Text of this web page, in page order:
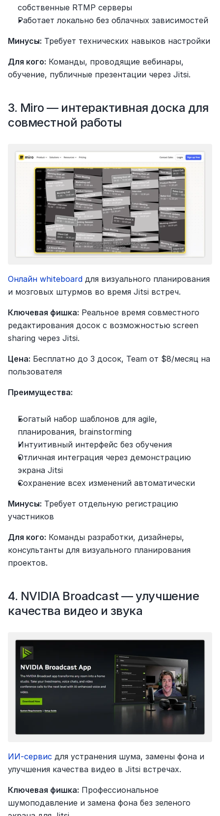
собственные RTMP серверы
Работает локально без облачных зависимостей
Минусы: Требует технических навыков настройки
Для кого: Команды, проводящие вебинары,
обучение, публичные презентации через Jitsi.
3. Miro — интерактивная доска для
совместной работы
Онлайн whiteboard для визуального планирования
и мозговых штурмов во время Jitsi встреч.
Ключевая фишка: Реальное время совместного
редактирования досок с возможностью screen
sharing через Jitsi.
Цена: Бесплатно до 3 досок, Team от $8/месяц на
пользователя
Преимущества:
Богатый набор шаблонов для agile,
планирования, brainstorming
Интуитивный интерфейс без обучения
Отличная интеграция через демонстрацию
экрана Jitsi
Сохранение всех изменений автоматически
Минусы: Требует отдельную регистрацию
участников
Для кого: Команды разработки, дизайнеры,
консультанты для визуального планирования
проектов.
4. NVIDIA Broadcast — улучшение
качества видео и звука
ИИ-сервис для устранения шума, замены фона и
улучшения качества видео в Jitsi встречах.
Ключевая фишка: Профессиональное
шумоподавление и замена фона без зеленого